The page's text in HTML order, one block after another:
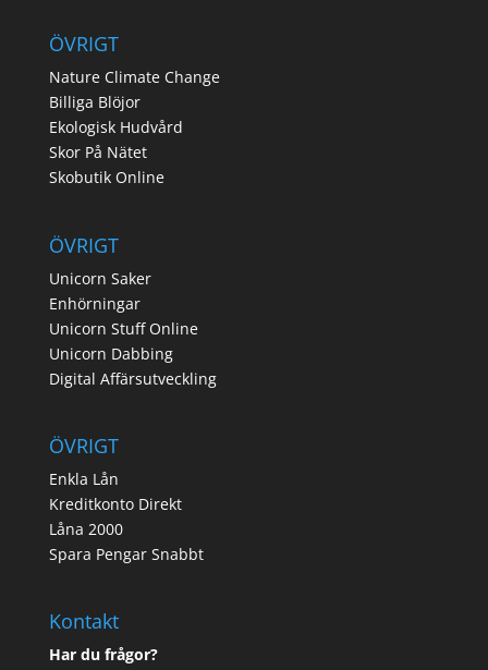
ÖVRIGT
Nature Climate Change
Billiga Blöjor
Ekologisk Hudvård
Skor På Nätet
Skobutik Online
ÖVRIGT
Unicorn Saker
Enhörningar
Unicorn Stuff Online
Unicorn Dabbing
Digital Affärsutveckling
ÖVRIGT
Enkla Lån
Kreditkonto Direkt
Låna 2000
Spara Pengar Snabbt
Kontakt
Har du frågor?